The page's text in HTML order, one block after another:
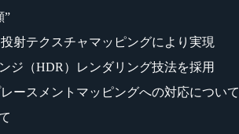
”
射テクスチャマッピングにより実現
ジ（HDR）レンダリング技法を採用
ースメントマッピングへの対応について